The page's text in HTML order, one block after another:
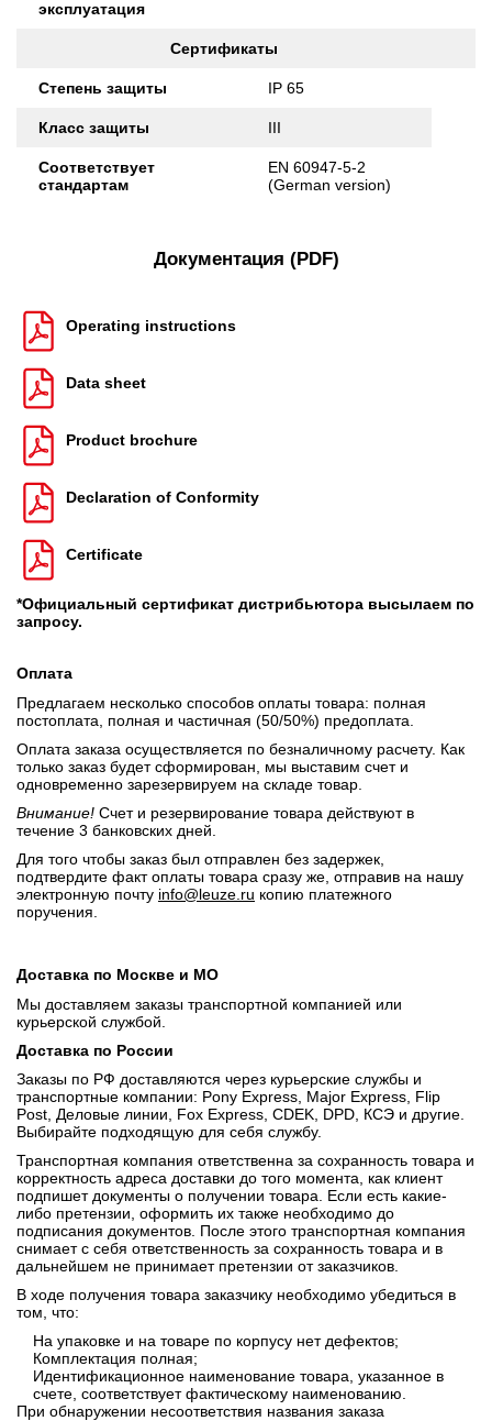
эксплуатация
Сертификаты
Степень защиты IP 65
Класс защиты III
Соответствует
стандартам
EN 60947-5-2
(German version)
Документация (PDF)
Operating instructions
Data sheet
Product brochure
Declaration of Conformity
Certificate
*Официальный сертификат дистрибьютора высылаем по
запросу.
Оплата
Предлагаем несколько способов оплаты товара: полная
постоплата, полная и частичная (50/50%) предоплата.
Оплата заказа осуществляется по безналичному расчету. Как
только заказ будет сформирован, мы выставим счет и
одновременно зарезервируем на складе товар.
Внимание! Счет и резервирование товара действуют в
течение 3 банковских дней.
Для того чтобы заказ был отправлен без задержек,
подтвердите факт оплаты товара сразу же, отправив на нашу
электронную почту info@leuze.ru копию платежного
поручения.
Доставка по Москве и МО
Мы доставляем заказы транспортной компанией или
курьерской службой.
Доставка по России
Заказы по РФ доставляются через курьерские службы и
транспортные компании: Pony Express, Major Express, Flip
Post, Деловые линии, Fox Express, CDEK, DPD, КСЭ и другие.
Выбирайте подходящую для себя службу.
Транспортная компания ответственна за сохранность товара и
корректность адреса доставки до того момента, как клиент
подпишет документы о получении товара. Если есть какие-
либо претензии, оформить их также необходимо до
подписания документов. После этого транспортная компания
снимает с себя ответственность за сохранность товара и в
дальнейшем не принимает претензии от заказчиков.
В ходе получения товара заказчику необходимо убедиться в
том, что:
На упаковке и на товаре по корпусу нет дефектов;
Комплектация полная;
Идентификационное наименование товара, указанное в
счете, соответствует фактическому наименованию.
При обнаружении несоответствия названия заказа